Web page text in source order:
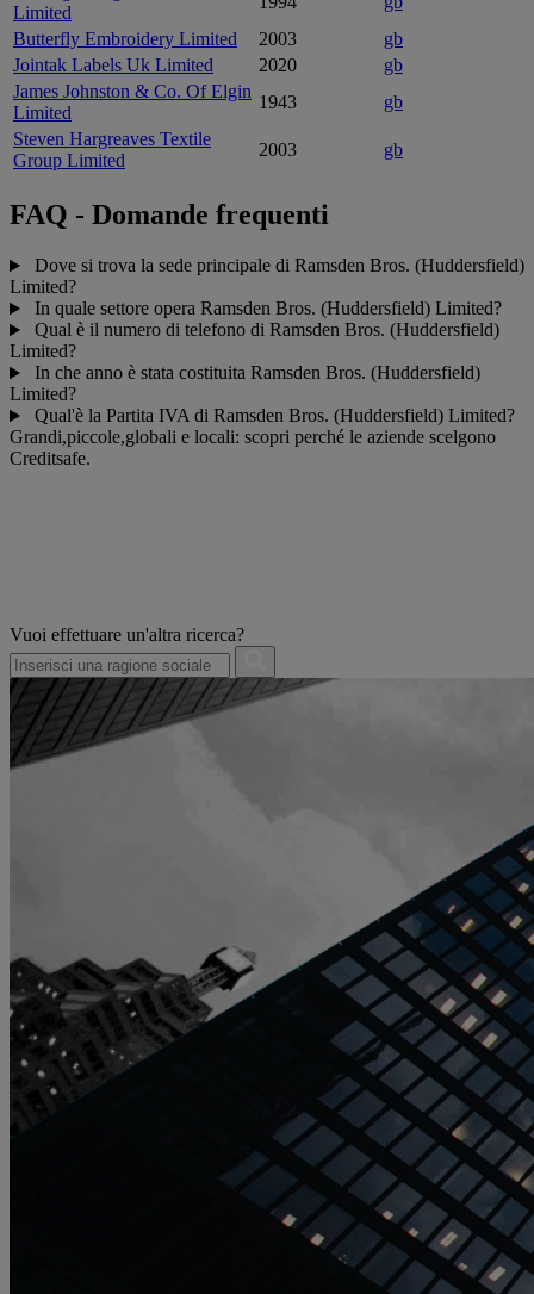
Limited
Butterfly Embroidery Limited
2003
gb
Jointak Labels Uk Limited
2020
gb
James Johnston & Co. Of Elgin
Limited
1943
gb
Steven Hargreaves Textile
Group Limited
2003 gb
FAQ - Domande frequenti
Dove si trova la sede principale di Ramsden Bros. (Huddersfield)
Limited?
In quale settore opera Ramsden Bros. (Huddersfield) Limited?
Qual è il numero di telefono di Ramsden Bros. (Huddersfield)
Limited?
In che anno è stata costituita Ramsden Bros. (Huddersfield)
Limited?
Qual'è la Partita IVA di Ramsden Bros. (Huddersfield) Limited?
Grandi,piccole,globali e locali: scopri perché le aziende scelgono
Creditsafe.
Vuoi effettuare un'altra ricerca?